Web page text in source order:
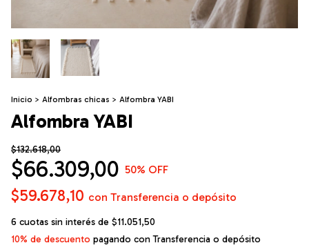
Inicio > Alfombras chicas > Alfombra YABI
Alfombra YABI
$132.618,00
$66.309,00 50% OFF
$59.678,10 con Transferencia o depósito
6 cuotas sin interés de $11.051,50
10% de descuento pagando con Transferencia o depósito